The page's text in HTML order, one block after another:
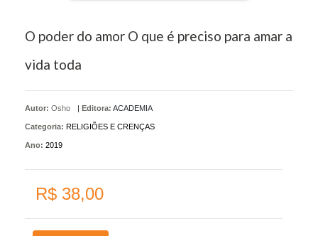
O poder do amor O que é preciso para amar a
vida toda
Autor: Osho | Editora: ACADEMIA
Categoria: RELIGIÕES E CRENÇAS
Ano: 2019
R$ 38,00